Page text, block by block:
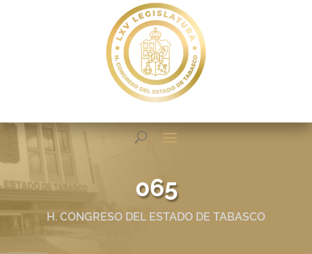
065
H. CONGRESO DEL ESTADO DE TABASCO